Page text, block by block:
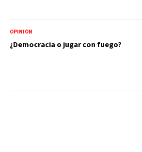
OPINIÓN
¿Democracia o jugar con fuego?